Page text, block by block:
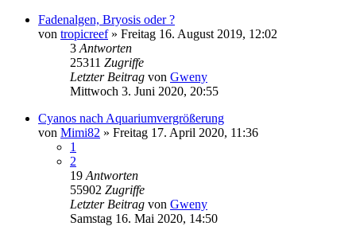
Fadenalgen, Bryosis oder ?
von tropicreef» Freitag 16. August 2019, 12:02
3 Antworten
25311 Zugriffe
Letzter Beitrag von Gweny
Mittwoch 3. Juni 2020, 20:55
Cyanos nach Aquariumvergrößerung
von Mimi82 » Freitag 17. April 2020, 11:36
1
2
19 Antworten
55902 Zugriffe
Letzter Beitrag von Gweny
Samstag 16. Mai 2020, 14:50